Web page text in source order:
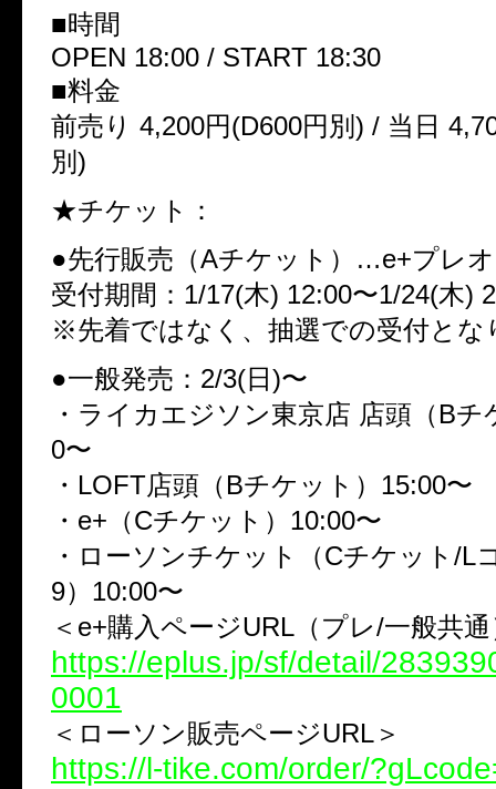
■時間
OPEN 18:00 / START 18:30
■料金
前売り 4,200円(D600円別) / 当日
別)
★チケット：
●先行販売（Aチケット）…e+プレ
受付期間：1/17(木) 12:00〜1/24(木)
※先着ではなく、抽選での受付とな
●一般発売：2/3(日)〜
・ライカエジソン東京店 店頭（Bチ
0〜
・LOFT店頭（Bチケット）15:00〜
・e+（Cチケット）10:00〜
・ローソンチケット（Cチケット/L
9）10:00〜
＜e+購入ページURL（プレ/一般共
https://eplus.jp/sf/detail/
0001
＜ローソン販売ページURL＞
https://l-tike.com/order/